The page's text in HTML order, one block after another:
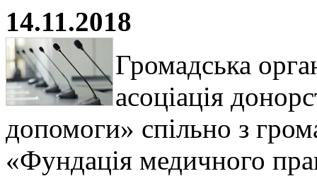
14.11.2018
Громадська
асоціація
допомоги» спільно з
«Фундація медичного